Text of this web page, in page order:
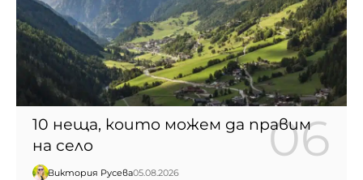
10 неща, които можем да правим
на село
Виктория Русева05.08.2026